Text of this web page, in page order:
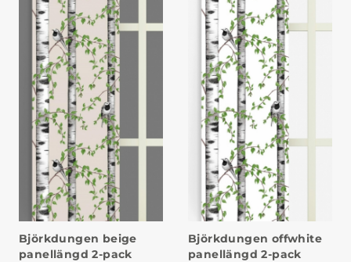
Björkdungen beige
panellängd 2-pack
Björkdungen offwhite
panellängd 2-pack